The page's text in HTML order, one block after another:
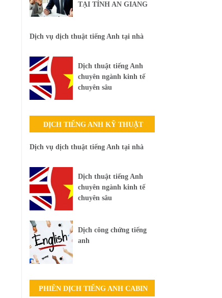
TẠI TỈNH AN GIANG
Dịch vụ dịch thuật tiếng Anh tại nhà
Dịch thuật tiếng Anh
chuyên ngành kinh tế
chuyên sâu
DỊCH TIẾNG ANH KỸ THUẬT
Dịch vụ dịch thuật tiếng Anh tại nhà
Dịch thuật tiếng Anh
chuyên ngành kinh tế
chuyên sâu
Dịch công chứng tiếng
anh
PHIÊN DỊCH TIẾNG ANH CABIN